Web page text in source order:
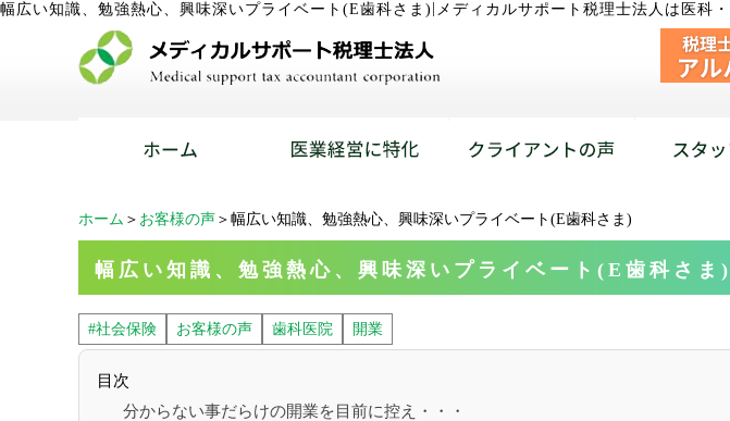
幅広い知識、勉強熱心、興味深いプライベート(E歯科さま) メディカルサポート税理士法人は医科
ホーム ＞ お客様の声 ＞幅広い知識、勉強熱心、興味深いプライベート(E歯科さま)
幅広い知識、勉強熱心、興味深いプライベート(E歯科さま)
#社会保険 お客様の声 歯科医院 開業
目次
分からない事だらけの開業を目前に控え・・・